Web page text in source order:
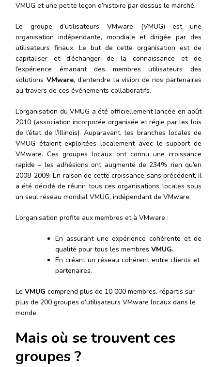
VMUG et une petite leçon d’histoire par dessus le marché.
Le groupe d’utilisateurs VMware (VMUG) est une
organisation indépendante, mondiale et dirigée par des
utilisateurs finaux. Le but de cette organisation est de
capitaliser et d’échanger de la connaissance et de
l’expérience émanant des membres utilisateurs des
solutions VMware, d’entendre la vision de nos partenaires
au travers de ces événements collaboratifs.
L’organisation du VMUG a été officiellement lancée en août
2010 (association incorporée organisée et régie par les lois
de l’état de l’Illinois). Auparavant, les branches locales de
VMUG étaient exploitées localement avec le support de
VMware. Ces groupes locaux ont connu une croissance
rapide – les adhésions ont augmenté de 234% rien qu’en
2008-2009. En raison de cette croissance sans précédent, il
a été décidé de réunir tous ces organisations locales sous
un seul réseau mondial VMUG, indépendant de VMware.
L’organisation profite aux membres et à VMware :
En assurant une expérience cohérente et de
qualité pour tous les membres VMUG.
En créant un réseau cohérent entre clients et
partenaires.
Le VMUG comprend plus de 10 000 membres, répartis sur
plus de 200 groupes d’utilisateurs VMware locaux dans le
monde.
Mais où se trouvent ces
groupes ?